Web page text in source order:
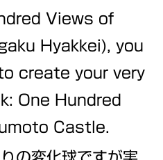
Views of
Hyakkei), you
create your very
One Hundred
Castle.